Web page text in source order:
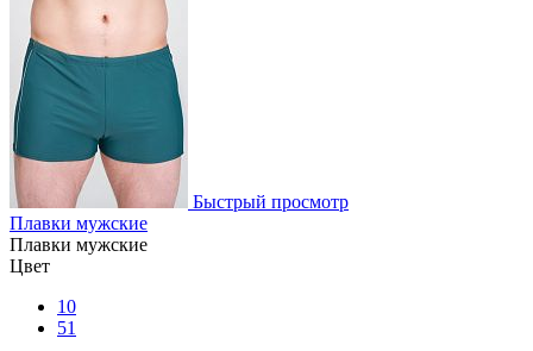
Быстрый просмотр
Плавки мужские
Плавки мужские
Цвет
10
51